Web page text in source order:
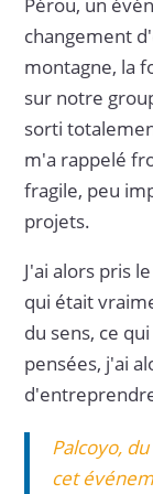
changement
montagne, la
sur notre
sorti
m'a rappelé
fragile, peu
projets.
J'ai alors pris
qui était
du sens, ce
pensées, j'ai
Palcoyo,
cet